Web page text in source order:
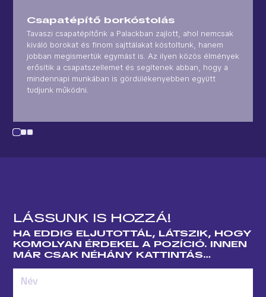
Csapatépítő borkóstolás
Tavaszi csapatépítőnk a Palackban zajlott, ahol nemcsak
kiváló borokat és finom sajttálakat kóstoltunk, hanem
jobban megismertük egymást is. Az ilyen közös élmények
erősítik a csapatszellemet és segítenek abban, hogy a
mindennapi munkában is gördülékenyebben együtt
tudjunk működni.
1 2 3
LÁSSUNK IS HOZZÁ!
HA EDDIG ELJUTOTTÁL, LÁTSZIK, HOGY
KOMOLYAN ÉRDEKEL A POZÍCIÓ. INNEN
MÁR CSAK NÉHÁNY KATTINTÁS…